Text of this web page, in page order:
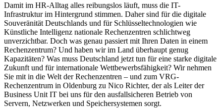
Damit im HR-Alltag alles reibungslos läuft, muss die IT-
Infrastruktur im Hintergrund stimmen. Daher sind für die digitale
Souveränität Deutschlands und für Schlüsseltechnologien wie
Künstliche Intelligenz nationale Rechenzentren schlichtweg
unverzichtbar. Doch was genau passiert mit Ihren Daten in einem
Rechenzentrum? Und haben wir im Land überhaupt genug
Kapazitäten? Was muss Deutschland jetzt tun für eine starke digitale
Zukunft und für internationale Wettbewerbsfähigkeit? Wir nehmen
Sie mit in die Welt der Rechenzentren – und zum VRG-
Rechenzentrum in Oldenburg zu Nico Richter, der als Leiter der
Business Unit IT bei uns für den ausfallsicheren Betrieb von
Servern, Netzwerken und Speichersystemen sorgt.